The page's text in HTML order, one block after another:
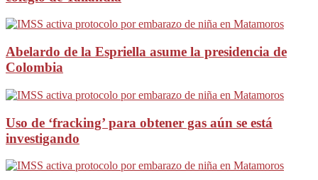
Abelardo de la Espriella asume la presidencia de
Colombia
Uso de ‘fracking’ para obtener gas aún se está
investigando